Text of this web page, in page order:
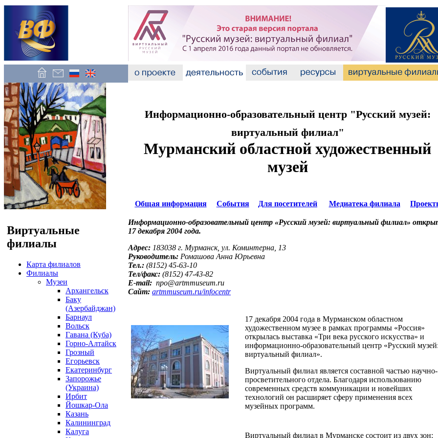
Виртуальные
филиалы
Карта филиалов
Филиалы
Музеи
Архангельск
Баку
(Азербайджан)
Барнаул
Вольск
Гавана (Куба)
Горно-Алтайск
Грозный
Егорьевск
Екатеринбург
Запорожье
(Украина)
Ирбит
Йошкар-Ола
Казань
Калининград
Калуга
Информационно-образовательный центр "Русский музей:
виртуальный филиал"
Мурманский областной художественный
музей
Общая информация События Для посетителей Медиатека филиала
Информационно-образовательный центр «Русский музей: виртуальный филиал»
17 декабря 2004 года.
Адрес: 183038 г. Мурманск, ул. Коминтерна, 13
Руководитель: Ромашова Анна Юрьевна
Тел.: (8152) 45-63-10
Тел/факс: (8152) 47-43-82
E-mail: npo@artmmuseum.ru
Сайт: artmmuseum.ru/infocentr
17 декабря 2004 года в Мурманском областном
художественном музее в рамках программы «Россия»
открылась выставка «Три века русского искусства» и
информационно-образовательный центр «Русский
виртуальный филиал».
Виртуальный филиал является составной частью научно-
просветительного отдела. Благодаря использованию
современных средств коммуникации и новейших
технологий он расширяет сферу применения всех
музейных программ.
Виртуальный филиал в Мурманске состоит из двух зон: